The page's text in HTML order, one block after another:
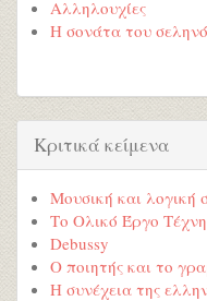
Αλληλουχίες
Η σονάτα του
Κριτικά κείμενα
Μουσική και λογική
Το Ολικό Έργο
Debussy
Ο ποιητής και το
Η συνέχεια της